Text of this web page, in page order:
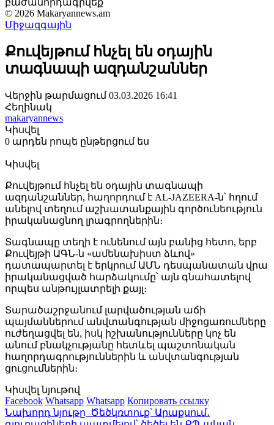
բաժանորդագրվեք
© 2026 Makaryannews.am
Միջազգային
Քուվեյթում հնչել են օդային
տագնապի ազդանշաններ
Վերջին թարմացում 03.03.2026 16:41
Հեղինակ
makaryannews
Կիսվել
0 արդեն րոպե ընթերցում ես
Կիսվել
Քուվեյթում հնչել են օդային տագնապի
ազդանշաններ, հաղորդում է AL-JAZEERA-ն՝ հղում
անելով տեղում աշխատանքային գործունեություն
իրականացնող լրագրողներին։
Տագնապը տեղի է ունենում այն բանից հետո, երբ
Քուվեյթի ԱԳՆ-ն «ամենախիստ ձևով»
դատապարտել է երկրում ԱՄՆ դեսպանատան վրա
իրականացված հարձակումը՝ այն գնահատելով
որպես անթույլատրելի քայլ։
Տարածաշրջանում լարվածության աճի
պայմաններում անվտանգության միջոցառումները
ուժեղացվել են, իսկ իշխանությունները կոչ են
անում բնակչությանը հետևել պաշտոնական
հաղորդագրություններին և անվտանգության
ցուցումներին։
Կիսվել նյութով
Facebook Whatsapp Whatsapp Копировать ссылку
Նախորդ նյութը
Ծեծկռտուք՝ Արաքսում․